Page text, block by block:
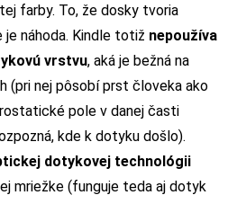
farby. To, že dosky tvoria
je náhoda. Kindle totiž nepoužíva
vrstvu, aká je bežná na
(pri nej pôsobí prst človeka ako
pole v danej časti
kde k dotyku došlo).
dotykovej technológii
mriežke (funguje teda aj dotyk